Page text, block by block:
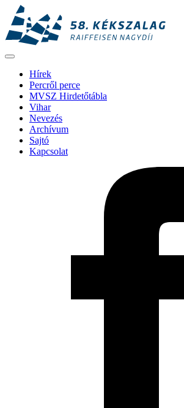
Hírek
Percről perce
MVSZ Hirdetőtábla
Vihar
Nevezés
Archívum
Sajtó
Kapcsolat